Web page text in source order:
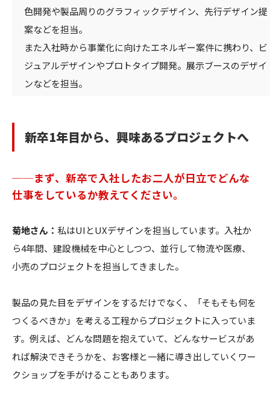
色開発や製品周りのグラフィックデザイン、先行デザイン提
案などを担当。
また入社時から事業化に向けたエネルギー案件に携わり、ビ
ジュアルデザインやプロトタイプ開発。展示ブースのデザイ
ンなどを担当。
新卒1年目から、興味あるプロジェクトへ
──まず、新卒で入社したお二人が日立でどんな
仕事をしているか教えてください。
菊地さん： 私はUIとUXデザインを担当しています。入社か
ら4年間、建設機械を中心としつつ、並行して物流や医療、
小売のプロジェクトを担当してきました。
製品の見た目をデザインをするだけでなく、「そもそも何を
つくるべきか」を考える工程からプロジェクトに入っていま
す。例えば、どんな問題を抱えていて、どんなサービスがあ
れば解決できそうかを、お客様と一緒に導き出していくワー
クショップを手がけることもあります。